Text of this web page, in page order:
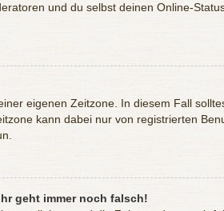
und du selbst deinen Online-
eigenen Zeitzone. In diesem Fall
kann dabei nur von registrierten
geht immer noch falsch!